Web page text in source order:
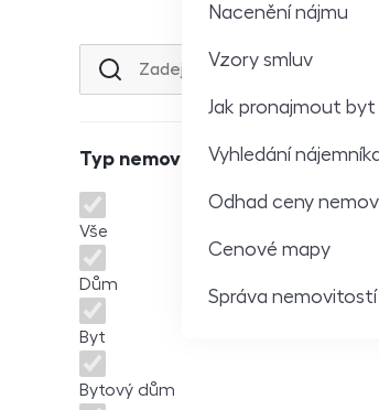
Nacenění nájmu
Vzory smluv
Jak pronajmout byt
Vyhledání
Odhad ceny
Cenové mapy
Správa
Lokalita nebo ulice
Typ nemovitosti
Typ nemovitosti
Vše
Dům
Byt
Bytový dům